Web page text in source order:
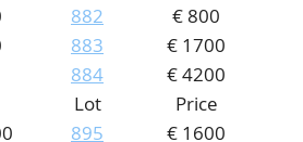
882
€ 800
883
€ 1700
884
€ 4200
Lot
Price
895
€ 1600